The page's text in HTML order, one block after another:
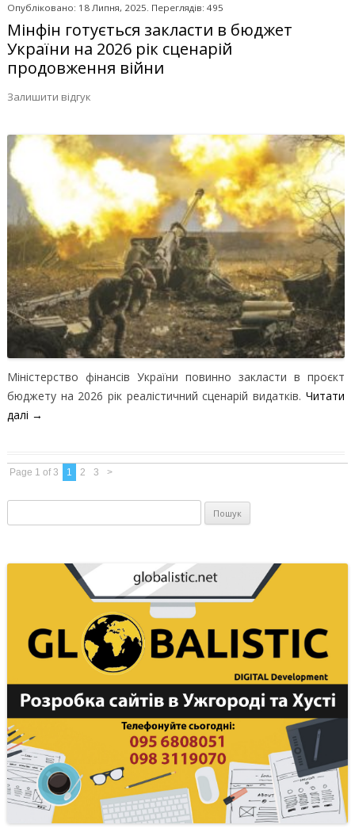
Опубліковано: 18 Липня, 2025. Переглядів: 495
Мінфін готується закласти в бюджет
України на 2026 рік сценарій
продовження війни
Залишити відгук
Міністерство фінансів України повинно закласти в проєкт
бюджету на 2026 рік реалістичний сценарій видатків. Читати
далі →
Page 1 of 3 1 2 3 >